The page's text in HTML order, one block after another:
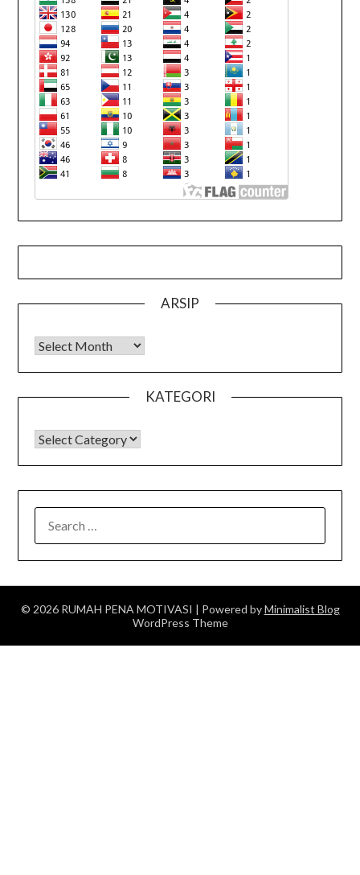
ARSIP
Arsip
KATEGORI
KATEGORI
FOR:
© 2026 RUMAH PENA MOTIVASI | Powered byMinimalist Blog
WordPress Theme